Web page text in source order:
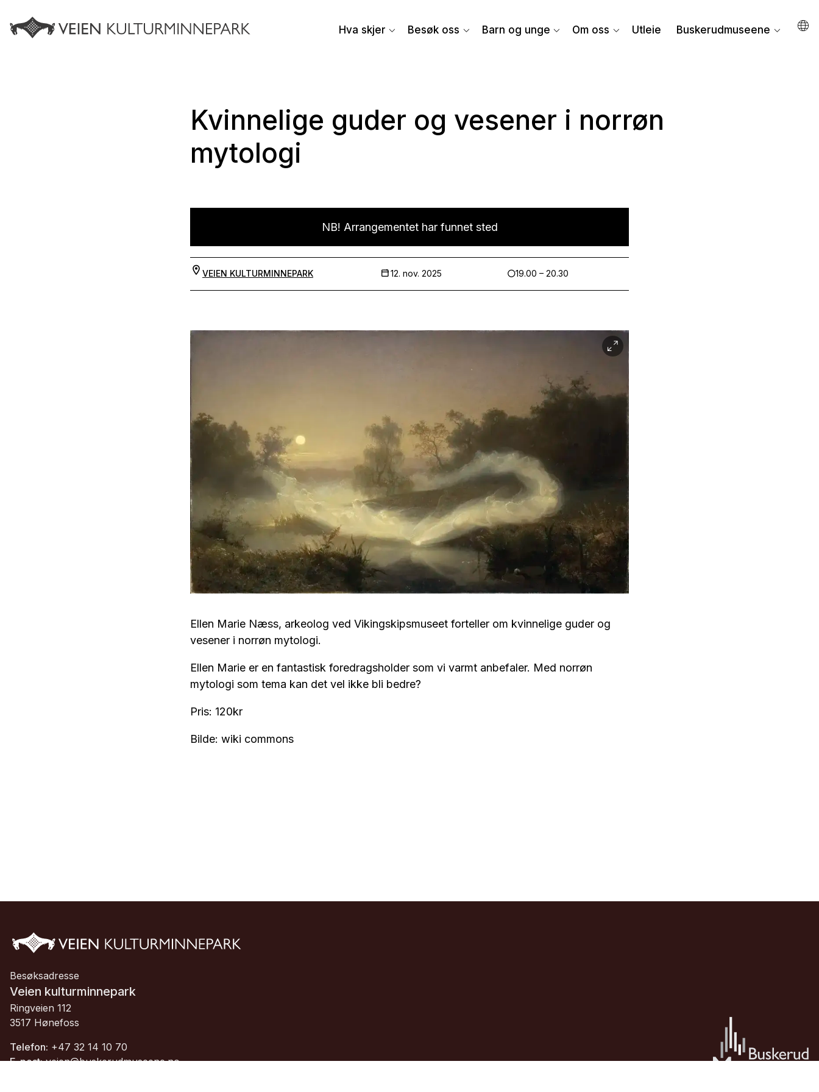
Hva skjer Besøk oss Barn og unge Om oss Utleie Buskerudmuseene
Kvinnelige guder og vesener i norrøn
mytologi
NB! Arrangementet har funnet sted
VEIEN KULTURMINNEPARK 12. nov. 2025 19.00 – 20.30
Ellen Marie Næss, arkeolog ved Vikingskipsmuseet forteller om kvinnelige guder og
vesener i norrøn mytologi.
Ellen Marie er en fantastisk foredragsholder som vi varmt anbefaler. Med norrøn
mytologi som tema kan det vel ikke bli bedre?
Pris: 120kr
Bilde: wiki commons
Besøksadresse
Veien kulturminnepark
Ringveien 112
3517 Hønefoss
Telefon: +47 32 14 10 70
E-post: veien@buskerudmuseene.no